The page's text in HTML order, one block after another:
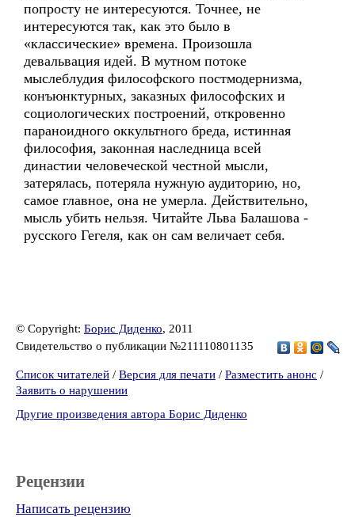
попросту не интересуются. Точнее, не
интересуются так, как это было в
«классические» времена. Произошла
девальвация идей. В мутном потоке
мыслеблудия философского постмодернизма,
конъюнктурных, заказных философских и
социологических построений, откровенно
параноидного оккультного бреда, истинная
философия, законная наследница всей
династии человеческой честной мысли,
затерялась, потеряла нужную аудиторию, но,
самое главное, она не умерла. Действительно,
мысль убить нельзя. Читайте Льва Балашова -
русского Гегеля, как он сам величает себя.
© Copyright: Борис Диденко, 2011
Свидетельство о публикации №211110801135
Список читателей / Версия для печати / Разместить анонс /
Заявить о нарушении
Другие произведения автора Борис Диденко
Рецензии
Написать рецензию